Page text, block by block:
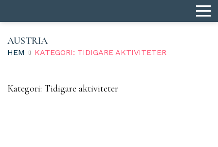
AUSTRIA
HEM KATEGORI: TIDIGARE AKTIVITETER
Kategori: Tidigare aktiviteter